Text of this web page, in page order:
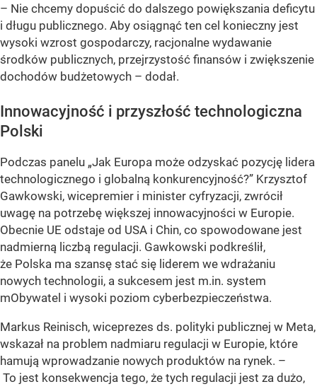
– Nie chcemy dopuścić do dalszego powiększania deficytu
i długu publicznego. Aby osiągnąć ten cel konieczny jest
wysoki wzrost gospodarczy, racjonalne wydawanie
środków publicznych, przejrzystość finansów i zwiększenie
dochodów budżetowych – dodał.
Innowacyjność i przyszłość technologiczna
Polski
Podczas panelu „Jak Europa może odzyskać pozycję lidera
technologicznego i globalną konkurencyjność?” Krzysztof
Gawkowski, wicepremier i minister cyfryzacji, zwrócił
uwagę na potrzebę większej innowacyjności w Europie.
Obecnie UE odstaje od USA i Chin, co spowodowane jest
nadmierną liczbą regulacji. Gawkowski podkreślił,
że Polska ma szansę stać się liderem we wdrażaniu
nowych technologii, a sukcesem jest m.in. system
mObywatel i wysoki poziom cyberbezpieczeństwa.
Markus Reinisch, wiceprezes ds. polityki publicznej w Meta,
wskazał na problem nadmiaru regulacji w Europie, które
hamują wprowadzanie nowych produktów na rynek. –
To jest konsekwencja tego, że tych regulacji jest za dużo,